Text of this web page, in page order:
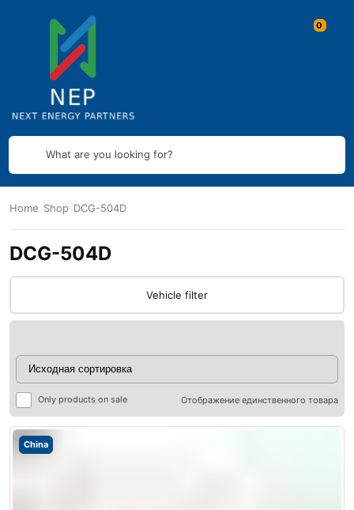
What are you looking for?
Home Shop DCG-504D
DCG-504D
Vehicle filter
Only products on sale Отображение единственного товара
China